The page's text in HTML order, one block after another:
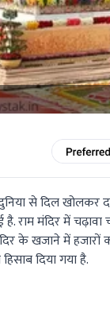
से दिल खोलकर दान
राम मंदिर में
के खजाने में हजारों
दिया गया है.